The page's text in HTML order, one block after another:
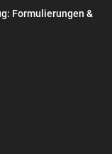
Formulierungen &